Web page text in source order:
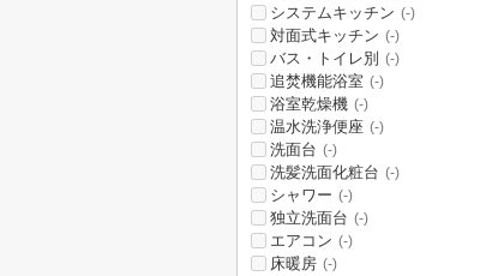
システムキッチン (-)
対面式キッチン (-)
バス・トイレ別 (-)
追焚機能浴室 (-)
浴室乾燥機 (-)
温水洗浄便座 (-)
洗面台 (-)
洗髪洗面化粧台 (-)
シャワー (-)
独立洗面台 (-)
エアコン (-)
床暖房 (-)